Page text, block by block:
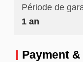
Période de
1 an
Payment